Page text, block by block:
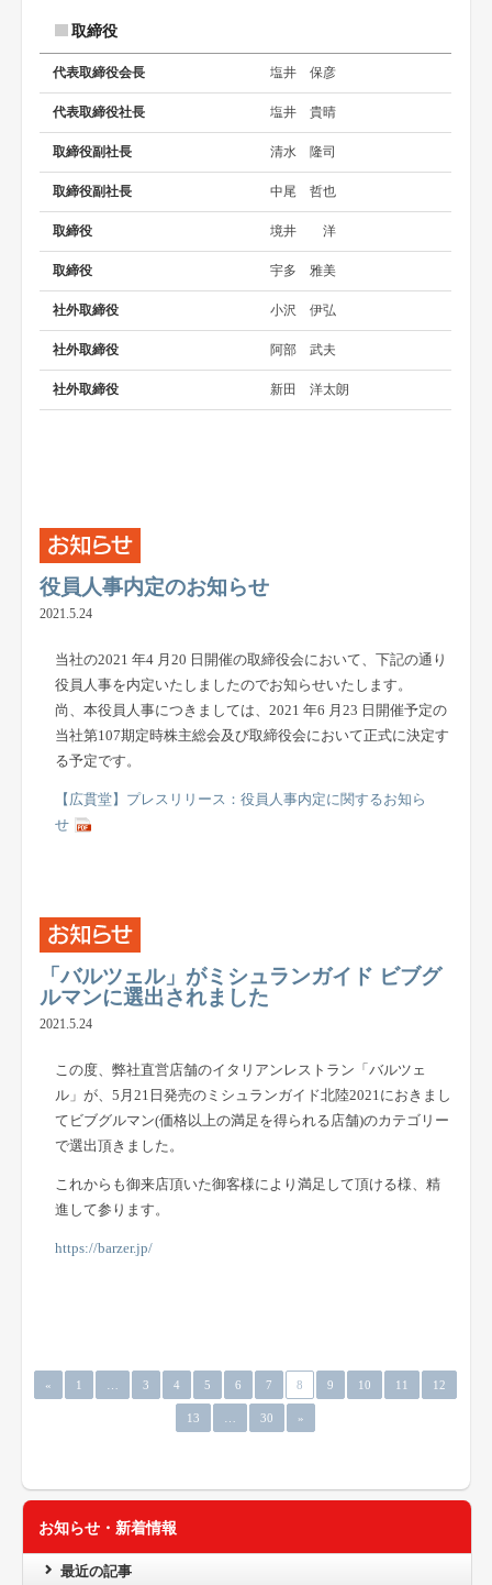
取締役
代表取締役会長 塩井 保彦
代表取締役社長 塩井 貴晴
取締役副社長 清水 隆司
取締役副社長 中尾 哲也
取締役 境井 洋
取締役 宇多 雅美
社外取締役 小沢 伊弘
社外取締役 阿部 武夫
社外取締役 新田 洋太朗
役員人事内定のお知らせ
2021.5.24
当社の2021 年4 月20 日開催の取締役会において、下記の通り
役員人事を内定いたしましたのでお知らせいたします。
尚、本役員人事につきましては、2021 年6 月23 日開催予定の
当社第107期定時株主総会及び取締役会において正式に決定す
る予定です。
【広貫堂】プレスリリース：役員人事内定に関するお知ら
せ
「バルツェル」がミシュランガイド ビブグ
ルマンに選出されました
2021.5.24
この度、弊社直営店舗のイタリアンレストラン「バルツェ
ル」が、5月21日発売のミシュランガイド北陸2021におきまし
てビブグルマン(価格以上の満足を得られる店舗)のカテゴリー
で選出頂きました。
これからも御来店頂いた御客様により満足して頂ける様、精
進して参ります。
https://barzer.jp/
« 1 … 3 4 5 6 7 8 9 10 11 12
13 … 30 »
お知らせ・新着情報
最近の記事